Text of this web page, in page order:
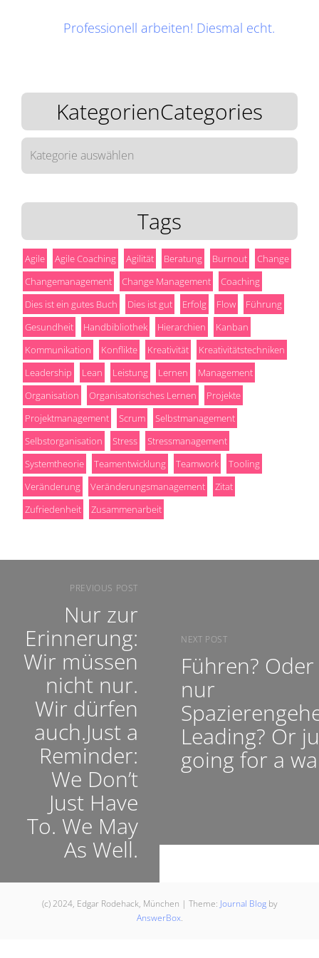
Professionell arbeiten! Diesmal echt.
KategorienCategories
KategorienCategories
Tags
Agile Agile Coaching Agilität Beratung Burnout
Change
Changemanagement
Change Management
Coaching
Dies ist ein gutes Buch
Dies ist gut Erfolg Flow
Führung
Gesundheit
Handbibliothek Hierarchien
Kanban
Kommunikation
Konflikte Kreativität
Kreativitätstechniken
Leadership
Lean Leistung Lernen
Management
Organisation
Organisatorisches Lernen
Projekte
Projektmanagement
Scrum
Selbstmanagement
Selbstorganisation
Stress
Stressmanagement
Systemtheorie
Teamentwicklung Teamwork
Tooling
Veränderung
Veränderungsmanagement
Zitat
Zufriedenheit
Zusammenarbeit
PREVIOUS POST
Nur zur
Erinnerung:
Wir müssen
nicht nur.
Wir dürfen
auch.Just a
Reminder:
We Don’t
Just Have
To. We May
As Well.
NEXT POST
Führen? Oder
nur
Leading? Or
going for a
(c) 2024, Edgar Rodehack, München | Theme: Journal Blog by
AnswerBox.